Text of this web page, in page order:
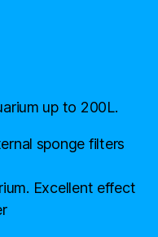
up to 200L.
sponge filters
Excellent effect